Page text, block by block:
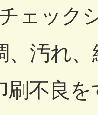
ェック
、汚れ
刷不良